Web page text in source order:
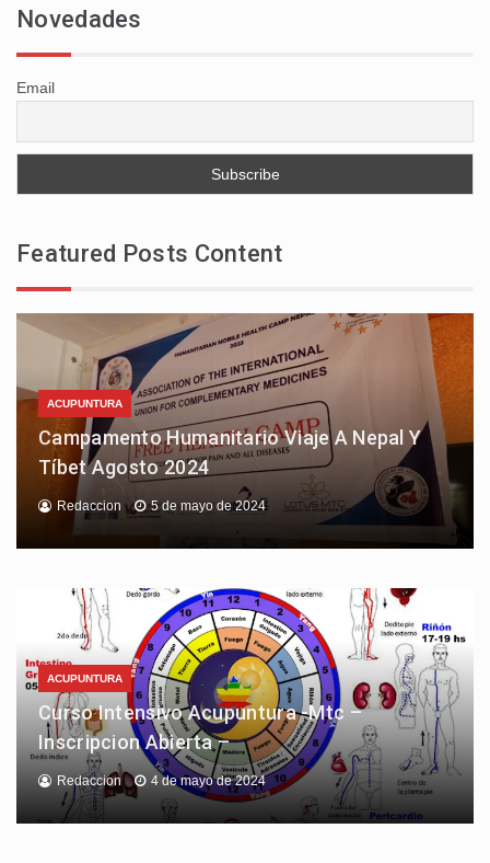
Novedades
Email
Featured Posts Content
ACUPUNTURA
Campamento Humanitario Viaje A Nepal Y
Tíbet Agosto 2024
Redaccion 5 de mayo de 2024
ACUPUNTURA
Curso Intensivo Acupuntura -Mtc –
Inscripcion Abierta –
Redaccion 4 de mayo de 2024